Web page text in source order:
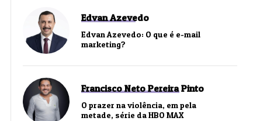
Edvan Azevedo
Edvan Azevedo: O que é e-mail
marketing?
Francisco Neto Pereira Pinto
O prazer na violência, em pela
metade, série da HBO MAX